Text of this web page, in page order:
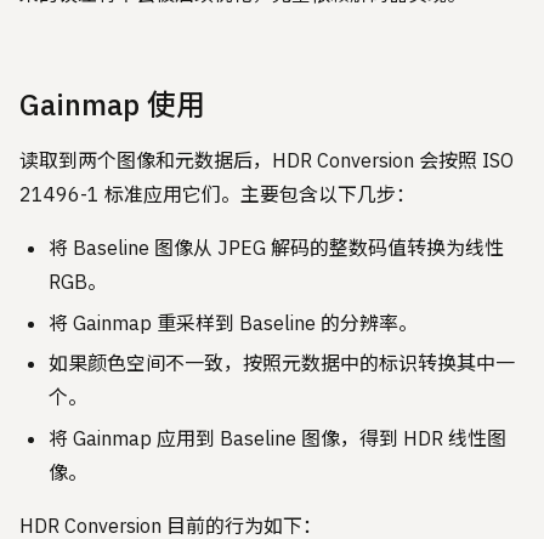
Gainmap 使用
读取到两个图像和元数据后，HDR Conversion 会按照 ISO
21496-1 标准应用它们。主要包含以下几步：
将 Baseline 图像从 JPEG 解码的整数码值转换为线性
RGB。
将 Gainmap 重采样到 Baseline 的分辨率。
如果颜色空间不一致，按照元数据中的标识转换其中一
个。
将 Gainmap 应用到 Baseline 图像，得到 HDR 线性图
像。
HDR Conversion 目前的行为如下：